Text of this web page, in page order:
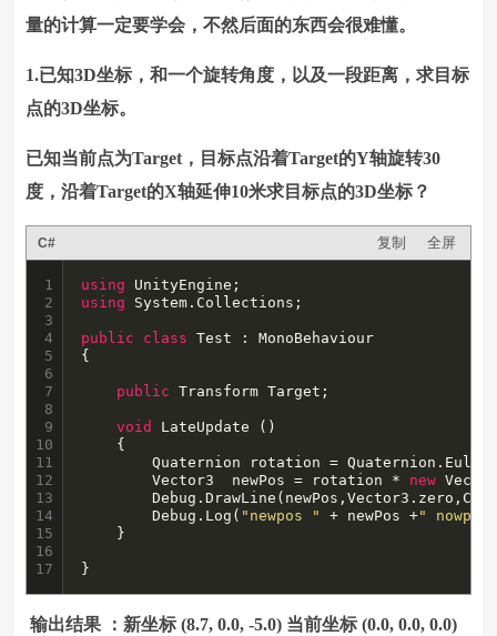
量的计算一定要学会，不然后面的东西会很难懂。
1.已知3D坐标，和一个旋转角度，以及一段距离，求目标
点的3D坐标。
已知当前点为Target，目标点沿着Target的Y轴旋转30
度，沿着Target的X轴延伸10米求目标点的3D坐标？
C# 复制 全屏
1
2
3
4
5
6
7
8
9
10
11
12
13
14
15
16
17
using
using System.Collections;
public class Test : MonoBehaviour
{
public Transform Target;
void
LateUpdate ()
		Quaternion rotation = Quaternion.Euler(0f,30f,0f) * Target.rotation;
		Vector3  newPos = rotation *
new
		Debug.DrawLine(newPos,Vector3.zero,Color.red);
		Debug.Log(
"newpos " + newPos +"
}
输出结果 ：新坐标 (8.7, 0.0, -5.0) 当前坐标 (0.0, 0.0, 0.0)